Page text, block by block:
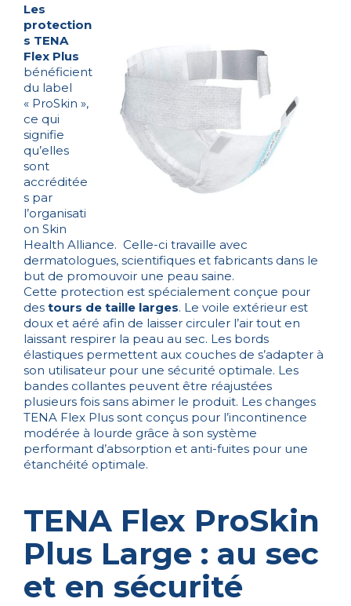
Les
protection
s TENA
Flex Plus
bénéficient
du label
« ProSkin »,
ce qui
signifie
qu’elles
sont
accréditée
s par
l’organisati
on Skin
Health Alliance. Celle-ci travaille avec
dermatologues, scientifiques et fabricants dans le
but de promouvoir une peau saine.
Cette protection est spécialement conçue pour
des tours de taille larges. Le voile extérieur est
doux et aéré afin de laisser circuler l’air tout en
laissant respirer la peau au sec. Les bords
élastiques permettent aux couches de s’adapter à
son utilisateur pour une sécurité optimale. Les
bandes collantes peuvent être réajustées
plusieurs fois sans abimer le produit. Les changes
TENA Flex Plus sont conçus pour l’incontinence
modérée à lourde grâce à son système
performant d’absorption et anti-fuites pour une
étanchéité optimale.
TENA Flex ProSkin
Plus Large : au sec
et en sécurité